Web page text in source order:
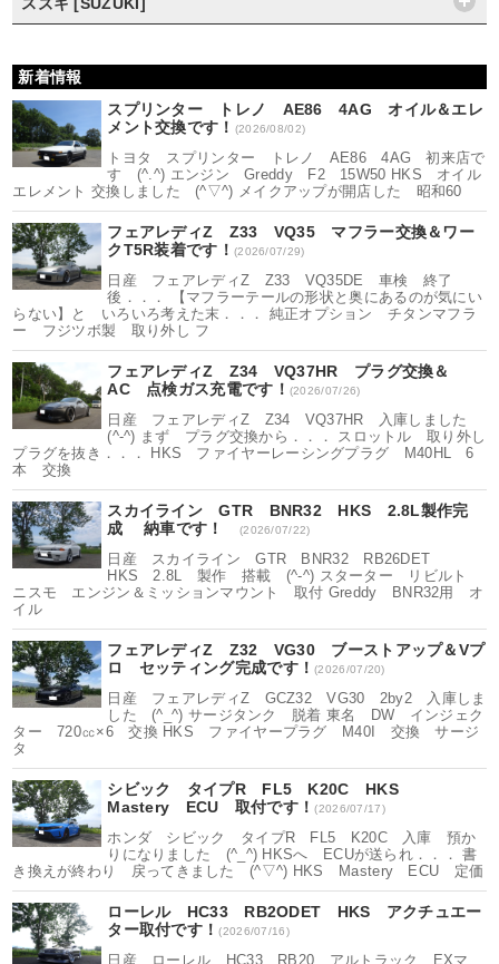
新着情報
スプリンター トレノ AE86 4AG オイル＆エレ
メント交換です！ (2026/08/02)
トヨタ スプリンター トレノ AE86 4AG 初来店で
す (^.^) エンジン Greddy F2 15W50 HKS オイル
エレメント 交換しました (^▽^) メイクアップが開店した 昭和60
フェアレディZ Z33 VQ35 マフラー交換＆ワー
クT5R装着です！ (2026/07/29)
日産 フェアレディZ Z33 VQ35DE 車検 終了
後．．． 【マフラーテールの形状と奥にあるのが気にい
らない】と いろいろ考えた末．．． 純正オプション チタンマフラ
ー フジツボ製 取り外し フ
フェアレディZ Z34 VQ37HR プラグ交換＆
AC 点検ガス充電です！ (2026/07/26)
日産 フェアレディZ Z34 VQ37HR 入庫しました
(^-^) まず プラグ交換から．．． スロットル 取り外し
プラグを抜き．．． HKS ファイヤーレーシングプラグ M40HL 6
本 交換
スカイライン GTR BNR32 HKS 2.8L製作完
成 納車です！
(2026/07/22)
日産 スカイライン GTR BNR32 RB26DET
HKS 2.8L 製作 搭載 (^-^) スターター リビルト
ニスモ エンジン＆ミッションマウント 取付 Greddy BNR32用 オ
イル
フェアレディZ Z32 VG30 ブーストアップ＆Vプ
ロ セッティング完成です！(2026/07/20)
日産 フェアレディZ GCZ32 VG30 2by2 入庫しま
した (^_^) サージタンク 脱着 東名 DW インジェク
ター 720㏄×6 交換 HKS ファイヤープラグ M40I 交換 サージ
タ
シビック タイプR FL5 K20C HKS
Mastery ECU 取付です！(2026/07/17)
ホンダ シビック タイプR FL5 K20C 入庫 預か
りになりました (^_^) HKSへ ECUが送られ．．． 書
き換えが終わり 戻ってきました (^▽^) HKS Mastery ECU 定価
ローレル HC33 RB2ODET HKS アクチュエー
ター取付です！(2026/07/16)
日産 ローレル HC33 RB20 アルトラック EXマ